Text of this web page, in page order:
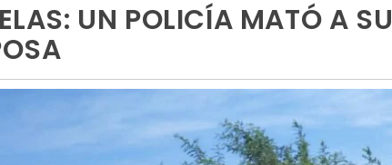
UN POLICÍA MATÓ A SU